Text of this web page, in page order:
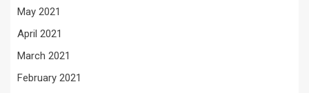
May 2021
April 2021
March 2021
February 2021